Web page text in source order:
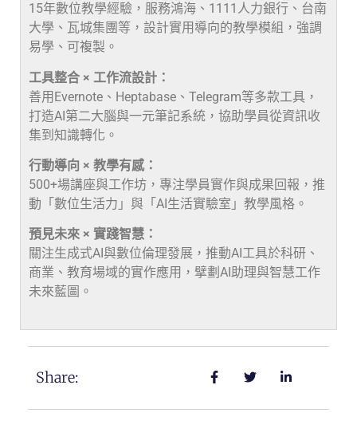
15年數位教學經驗，服務鴻海、1111人力銀行、台南
大學、瓦城集團等，設計實用導向的教學模組，強調
易學、可複製。
工具整合 × 工作流設計：
善用Evernote、Heptabase、Telegram等多款工具，
打造AI第二大腦與一元筆記系統，協助學員從資訊收
集到知識轉化。
行動導向 × 教學有感：
500+場講座與工作坊，專注學員實作與成果回報，推
動「數位生活力」與「AI生活實驗室」教學風格。
預見未來 × 實踐智慧：
關注生成式AI與數位倫理發展，推動AI工具於科研、
商業、教育場域的實作應用，擘劃AI助理與智慧工作
未來藍圖。
Share: